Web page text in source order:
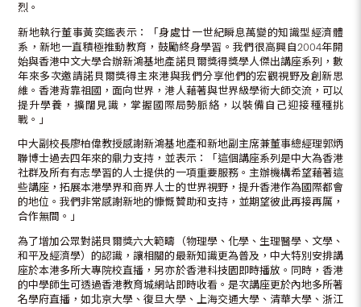
烈。
新地執行董事黃奕鑑表示：「身處廿一世紀瞬息萬變的知識型經濟體
系，新地一直積極推動教育，鼓勵終身學習。我們很高興自2004年開
始與香港中文大學合辦新鴻基地產諾貝爾獎得獎學人傑出講座系列，數
年來多次邀請諾貝爾獎得主來港與我們分享他們的宏觀視野及創新思
維。香港背靠祖國，面向世界，港人藉著與世界級學術大師交流，可以
提升學養，擴闊見識，掌握國際局勢脈絡，以裝備自己迎接種種挑
戰。」
中大副校長廖柏偉教授感謝新鴻基地產和新地副主席兼董事總經理郭炳
聯博士過去四年來的鼎力支持，並表示：「這個講座系列是中大為香港
社群及所有有志學習的人士提供的一項重要服務。主辦機構希望藉著這
些講座，拓展本港學界和商界人士的世界視野，提升香港作為國際都會
的地位。我們非常感謝新地的慷慨贊助和支持，並期望彼此再接再厲，
合作無間。」
為了增加公眾對諾貝爾獎六大範疇（物理學、化學、生理醫學、文學、
和平及經濟學）的認識，讓相關的最新知識更為普及，中大特別安排講
座於本港多所大專院校直播，另亦於香港科技園即時播放。同時，香港
的中學師生可透過香港教育城網站即時收看。是次講座更於內地多所著
名學府直播，如北京大學、復旦大學、上海交通大學、清華大學、浙江